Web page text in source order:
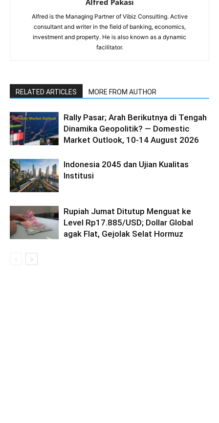
Alfred is the Managing Partner of Vibiz Consulting. Active
consultant and writer in the field of banking, economics,
investment and property. He is also known as a dynamic
facilitator.
RELATED ARTICLES MORE FROM AUTHOR
Rally Pasar; Arah Berikutnya di Tengah
Dinamika Geopolitik? — Domestic
Market Outlook, 10-14 August 2026
Indonesia 2045 dan Ujian Kualitas
Institusi
Rupiah Jumat Ditutup Menguat ke
Level Rp17.885/USD; Dollar Global
agak Flat, Gejolak Selat Hormuz